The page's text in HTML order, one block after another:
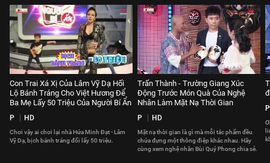
Con Trai Xá Xị Của Lâm Vỹ Dạ Hối
Lộ Bánh Tráng Cho Việt Hương Để
Ba Mẹ Lấy 50 Triệu Của Người Bí Ẩn
P HD
Chơi vậy ai chơi lại nhà Hứa Minh Đạt - Lâm
Vỹ Dạ, bịch bánh tráng đổi lấy 50 triệu.
Trấn Thành - Trường Giang Xúc
Động Trước Món Quà Của Nghệ
Nhân Làm Mặt Nạ Thời Gian
P HD
Mặt nạ thời gian là gì mà mỗi tác phẩm đều
chứa đựng một thông điệp khác nhau. Hãy
cùng xem nghệ nhân Bùi Quý Phong chia sẻ.
P